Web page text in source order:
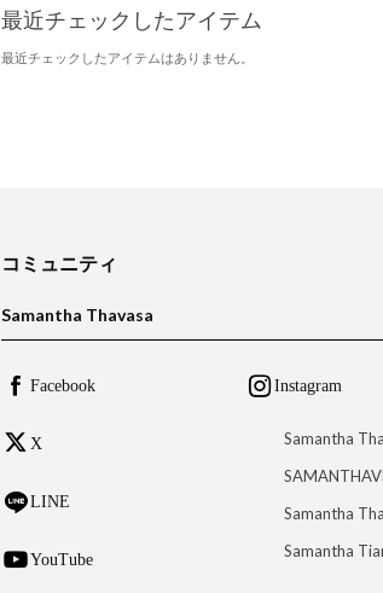
最近チェックしたアイテム
最近チェックしたアイテムはありません。
コミュニティ
Samantha Thavasa
Facebook
X
LINE
YouTube
Instagram
Samantha
Samantha
Samantha